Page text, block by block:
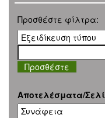
Προσθέστε φίλτρα:
Αποτελέσματα/